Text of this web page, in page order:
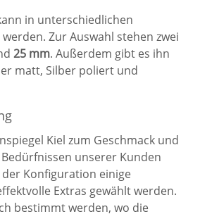
in unterschiedlichen
Zur Auswahl stehen zwei
25 mm. Außerdem gibt es ihn
matt, Silber poliert und
Kiel zum Geschmack und
unserer Kunden
Konfiguration einige
Extras gewählt werden.
bestimmt werden, wo die